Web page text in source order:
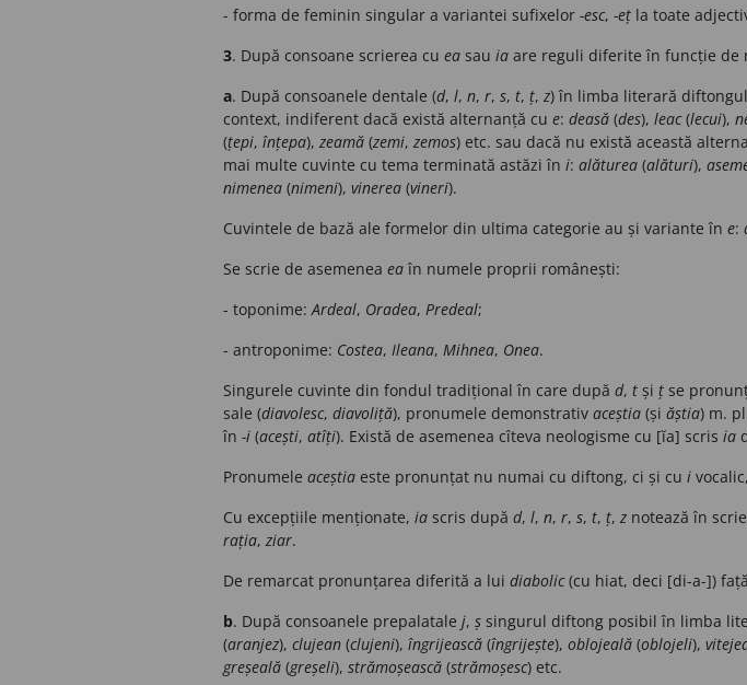
- forma de feminin singular a variantei sufixelor -esc, -eț la toate
3. După consoane scrierea cu ea sau ia are reguli diferite în funcție de
a. După consoanele dentale (d, l, n, r, s, t, ț, z) în limba literară
context, indiferent dacă există alternanță cu e: deasă (des), leac(lecui),
(țepi, înțepa), zeamă (zemi, zemos) etc. sau dacă nu există această
mai multe cuvinte cu tema terminată astăzi în i: alăturea (alături),
nimenea (nimeni), vinerea (vineri).
Cuvintele de bază ale formelor din ultima categorie au și variante în e:
Se scrie de asemenea eaîn numele proprii românești:
- toponime:Ardeal, Oradea, Predeal;
- antroponime: Costea, Ileana, Mihnea, Onea.
Singurele cuvinte din fondul tradițional în care după d, t și ț se
sale (diavolesc, diavoliță), pronumele demonstrativ aceștia (și ăștia) m.
în -i (acești, atîți). Există de asemenea cîteva neologisme cu [ĭa] scris ia
Pronumele aceștia este pronunțat nu numai cu diftong, ci și cu i
Cu excepțiile menționate, ia scris după d, l, n, r, s, t, ț, z notează în
rația, ziar.
De remarcat pronunțarea diferită a lui diabolic(cu hiat, deci [di-a-])
b. După consoanele prepalatale j, ș singurul diftong posibil în limba
(aranjez), clujean (clujeni), îngrijească (îngrijește), oblojeală (oblojeli),
greșeală (greșeli), strămoșească (strămoșesc) etc.